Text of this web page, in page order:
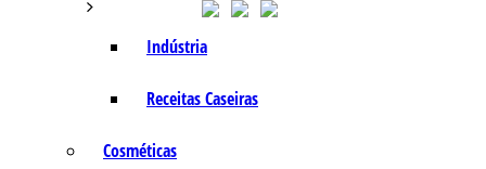
Indústria
Receitas Caseiras
Cosméticas